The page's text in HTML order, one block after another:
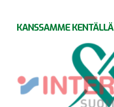
KANSSAMME KENTÄLLÄ